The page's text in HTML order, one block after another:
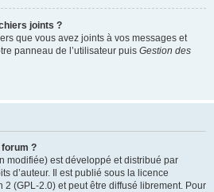
joints ?
que vous avez joints à vos messages et
panneau de l’utilisateur puis Gestion des
forum ?
modifiée) est développé et distribué par
d’auteur. Il est publié sous la licence
(GPL-2.0) et peut être diffusé librement. Pour